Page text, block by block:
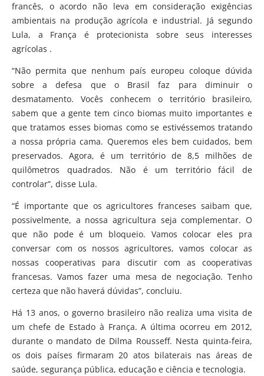
francês, o acordo não leva em consideração exigências
ambientais na produção agrícola e industrial. Já segundo
Lula, a França é protecionista sobre seus interesses
agrícolas .
“Não permita que nenhum país europeu coloque dúvida
sobre a defesa que o Brasil faz para diminuir o
desmatamento. Vocês conhecem o território brasileiro,
sabem que a gente tem cinco biomas muito importantes e
que tratamos esses biomas como se estivéssemos tratando
a nossa própria cama. Queremos eles bem cuidados, bem
preservados. Agora, é um território de 8,5 milhões de
quilômetros quadrados. Não é um território fácil de
controlar”, disse Lula.
“É importante que os agricultores franceses saibam que,
possivelmente, a nossa agricultura seja complementar. O
que não pode é um bloqueio. Vamos colocar eles pra
conversar com os nossos agricultores, vamos colocar as
nossas cooperativas para discutir com as cooperativas
francesas. Vamos fazer uma mesa de negociação. Tenho
certeza que não haverá dúvidas”, concluiu.
Há 13 anos, o governo brasileiro não realiza uma visita de
um chefe de Estado à França. A última ocorreu em 2012,
durante o mandato de Dilma Rousseff. Nesta quinta-feira,
os dois países firmaram 20 atos bilaterais nas áreas de
saúde, segurança pública, educação e ciência e tecnologia.